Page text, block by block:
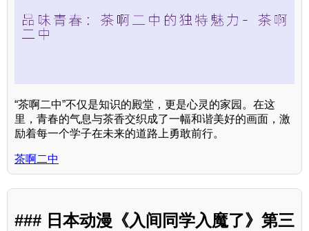
“茶啊二中”不仅是知识的殿堂，更是心灵的家园。在这
里，青春的气息与茶香交织成了一幅和谐美好的画面，激
励着每一个学子在未来的道路上勇敢前行。
茶啊二中
### 日本动漫《入间同学入魔了》第三